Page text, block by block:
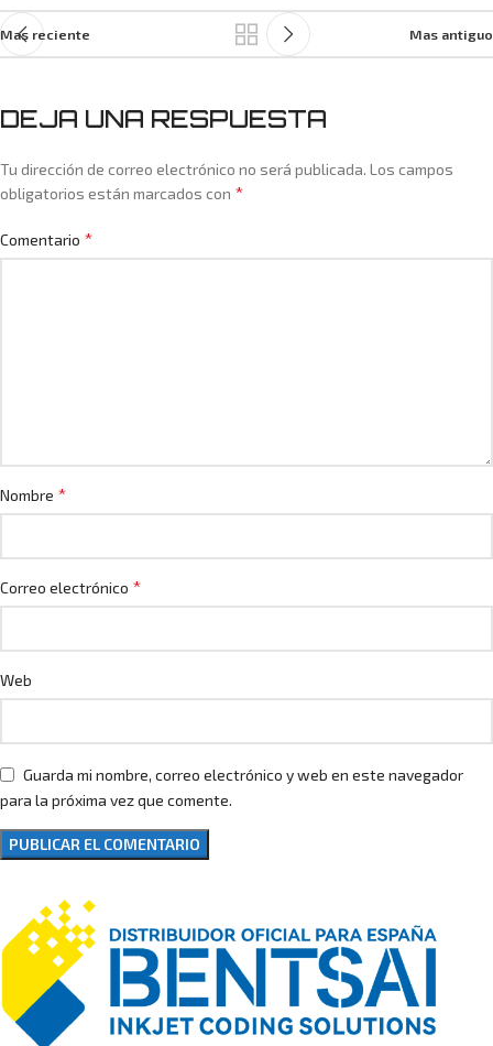
Mas reciente Mas antiguo
DEJA UNA RESPUESTA
Tu dirección de correo electrónico no será publicada. Los campos
obligatorios están marcados con *
Comentario *
Nombre *
Correo electrónico *
Web
Guarda mi nombre, correo electrónico y web en este navegador
para la próxima vez que comente.